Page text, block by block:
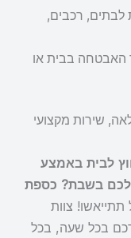
רכבים,
האבטחה בבית או
מלאה, שירות מקצועי
לבית באמצע
בשבת? כספת
תתייאשו! צוות
בכל שעה, בכל